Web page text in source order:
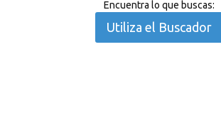
Encuentra lo que buscas:
Utiliza el Buscador